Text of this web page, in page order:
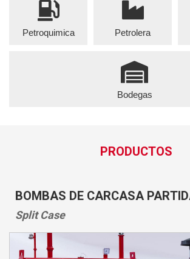
Petroquimica Petrolera
Bodegas
PRODUCTOS
BOMBAS DE CARCASA
Split Case